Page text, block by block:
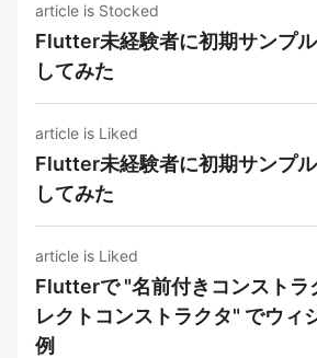
article is Stocked
Flutter未経験者に初期サンプ
してみた
article is Liked
Flutter未経験者に初期サンプ
してみた
article is Liked
Flutterで "名前付きコンストラ
レクトコンストラクタ" でウィ
例